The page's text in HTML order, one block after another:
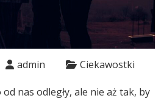
admin Ciekawostki
nas odległy, ale nie aż tak, by